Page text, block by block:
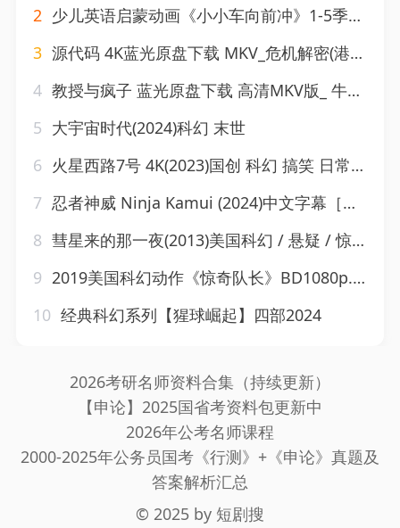
2 少儿英语启蒙动画《小小车向前冲》1-5季全集
3 源代码 4K蓝光原盘下载 MKV_危机解密(港)_启动原始码(台)_Source Code 52.2G
4 教授与疯子 蓝光原盘下载 高清MKV版_ 牛津解密(台) 2019 The Professor and the Madman 31.3G
5 大宇宙时代(2024)科幻 末世
6 火星西路7号 4K(2023)国创 科幻 搞笑 日常 更新10集
7 忍者神威 Ninja Kamui (2024)中文字幕［科幻/动作]
8 彗星来的那一夜(2013)美国科幻 / 悬疑 / 惊悚
9 2019美国科幻动作《惊奇队长》BD1080p.国英双语.特效中英双字
10 经典科幻系列【猩球崛起】四部2024
2026考研名师资料合集（持续更新）
【申论】2025国省考资料包更新中
2026年公考名师课程
2000-2025年公务员国考《行测》+《申论》真题及
答案解析汇总
© 2025 by 短剧搜